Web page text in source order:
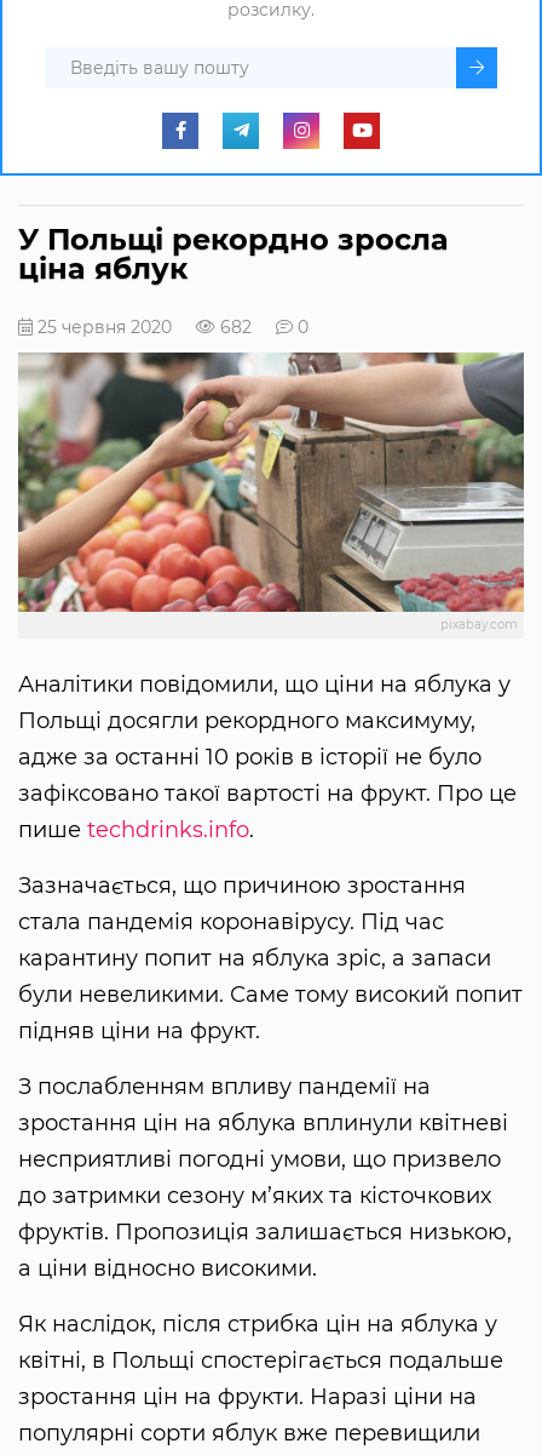
розсилку.
У Польщі рекордно зросла
ціна яблук
25 червня 2020 682 0
pixabay.com
Аналітики повідомили, що ціни на яблука у
Польщі досягли рекордного максимуму,
адже за останні 10 років в історії не було
зафіксовано такої вартості на фрукт. Про це
пише techdrinks.info.
Зазначається, що причиною зростання
стала пандемія коронавірусу. Під час
карантину попит на яблука зріс, а запаси
були невеликими. Саме тому високий попит
підняв ціни на фрукт.
З послабленням впливу пандемії на
зростання цін на яблука вплинули квітневі
несприятливі погодні умови, що призвело
до затримки сезону м’яких та кісточкових
фруктів. Пропозиція залишається низькою,
а ціни відносно високими.
Як наслідок, після стрибка цін на яблука у
квітні, в Польщі спостерігається подальше
зростання цін на фрукти. Наразі ціни на
популярні сорти яблук вже перевищили